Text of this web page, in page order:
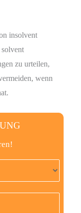
insolvent
zu urteilen,
wenn